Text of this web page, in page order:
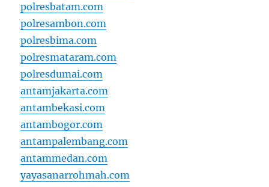
polresbatam.com
polresambon.com
polresbima.com
polresmataram.com
polresdumai.com
antamjakarta.com
antambekasi.com
antambogor.com
antampalembang.com
antammedan.com
yayasanarrohmah.com